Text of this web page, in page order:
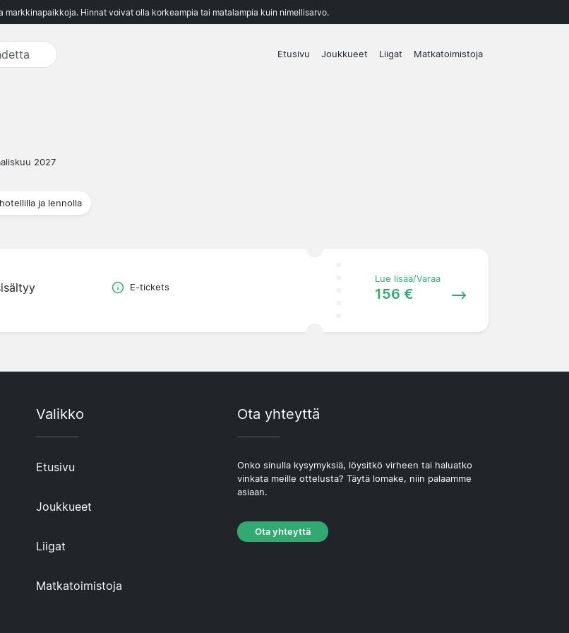
markkinapaikkoja. Hinnat voivat olla korkeampia tai matalampia kuin nimellisarvo.
Etusivu Joukkueet Liigat Matkatoimistoja
2027
ja lennolla
E-tickets
Lue lisää/Varaa
156 €
Valikko
Etusivu
Joukkueet
Liigat
Matkatoimistoja
Ota yhteyttä
Onko sinulla kysymyksiä, löysitkö virheen tai haluatko
vinkata meille ottelusta? Täytä lomake, niin palaamme
asiaan.
Ota yhteyttä